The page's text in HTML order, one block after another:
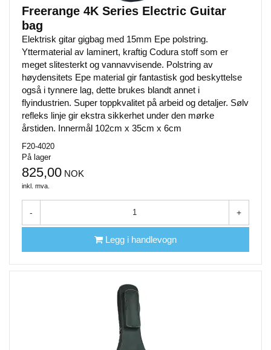
Freerange 4K Series Electric Guitar
bag
Elektrisk gitar gigbag med 15mm Epe polstring.
Yttermaterial av laminert, kraftig Codura stoff som er
meget slitesterkt og vannavvisende. Polstring av
høydensitets Epe material gir fantastisk god beskyttelse
også i tynnere lag, dette brukes blandt annet i
flyindustrien. Super toppkvalitet på arbeid og detaljer. Sølv
refleks linje gir ekstra sikkerhet under den mørke
årstiden. Innermål 102cm x 35cm x 6cm
F20-4020
På lager
825,00 NOK
inkl. mva.
- +
Legg i handlevogn